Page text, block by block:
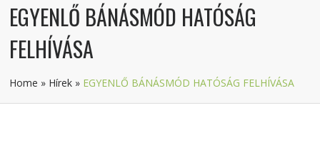
EGYENLŐ BÁNÁSMÓD HATÓSÁG
FELHÍVÁSA
Home » Hírek » EGYENLŐ BÁNÁSMÓD HATÓSÁG FELHÍVÁSA